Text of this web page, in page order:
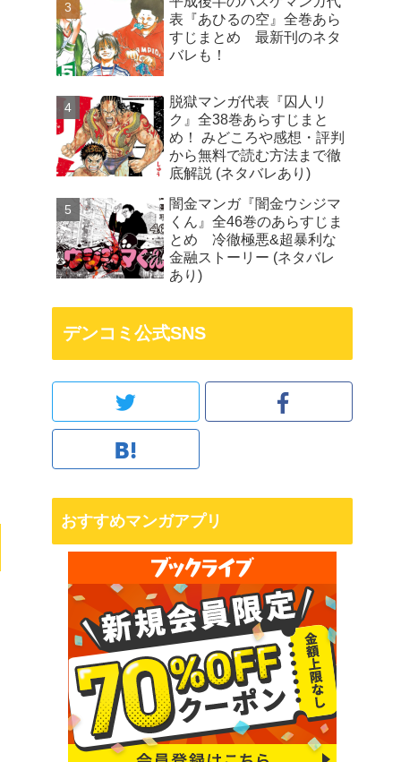
表『あひるの空』全巻あら
すじまとめ 最新刊のネタ
バレも！
脱獄マンガ代表『囚人リ
ク』全38巻あらすじまと
め！ みどころや感想・評判
から無料で読む方法まで徹
底解説 (ネタバレあり)
闇金マンガ『闇金ウシジマ
くん』全46巻のあらすじま
とめ 冷徹極悪&超暴利な
金融ストーリー (ネタバレ
あり)
デンコミ公式SNS
おすすめマンガアプリ